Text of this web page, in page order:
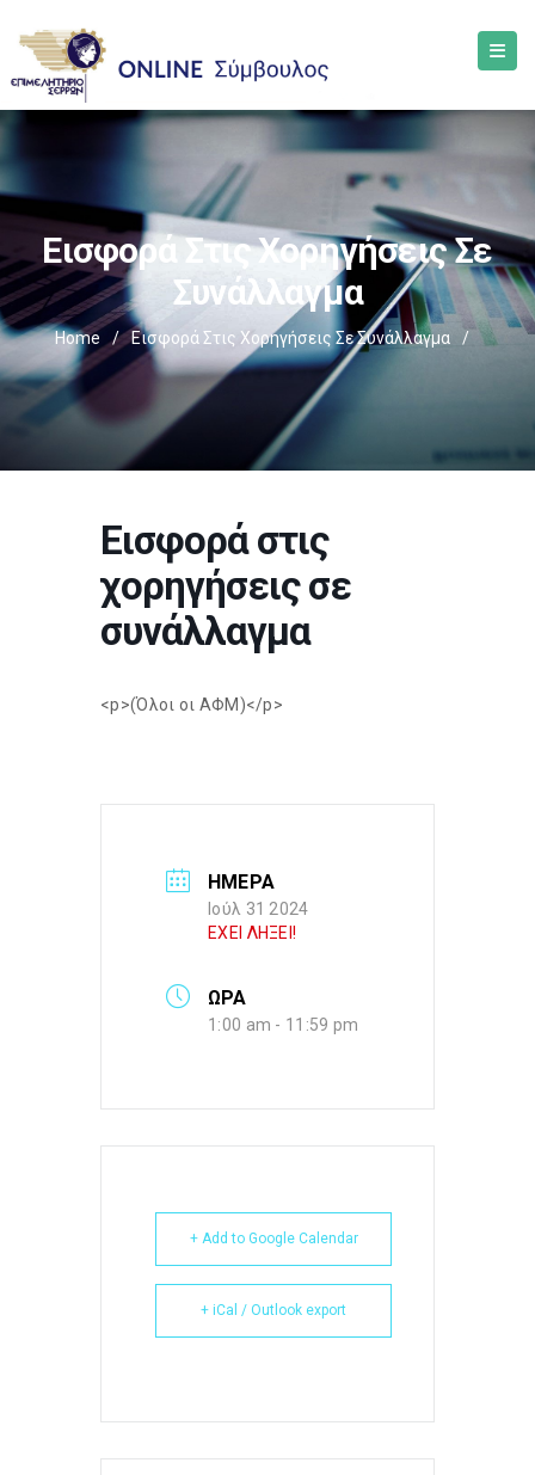
Εισφορά Στις Χορηγήσεις Σε
Συνάλλαγμα
Home / Εισφορά Στις Χορηγήσεις Σε Συνάλλαγμα /
Εισφορά στις
χορηγήσεις σε
συνάλλαγμα
<p>(Όλοι οι ΑΦΜ)</p>
ΗΜΕΡΑ
Ιούλ 31 2024
ΕΧΕΙ ΛΗΞΕΙ!
ΩΡΑ
1:00 am - 11:59 pm
+ Add to Google Calendar
+ iCal / Outlook export